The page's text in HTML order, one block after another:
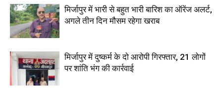
मिर्जापुर में भारी से बहुत भारी बारिश का ऑरेंज अलर्ट,
अगले तीन दिन मौसम रहेगा खराब
मिर्जापुर में दुष्कर्म के दो आरोपी गिरफ्तार, 21 लोगों
पर शांति भंग की कार्रवाई